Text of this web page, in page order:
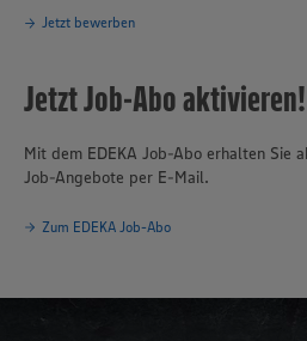
Jetzt bewerben
Jetzt Job-Abo aktivieren!
Mit dem EDEKA Job-Abo erhalten Sie
Job-Angebote per E-Mail.
Zum EDEKA Job-Abo